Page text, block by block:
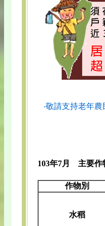
‧敬請支持老年
103年7月 主要作
作物別
水稻